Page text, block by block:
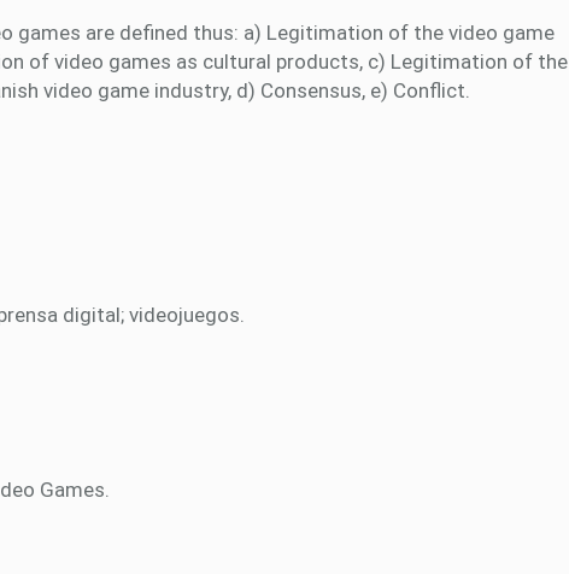
games are defined thus: a) Legitimation of the video game
of video games as cultural products, c) Legitimation of the
video game industry, d) Consensus, e) Conflict.
digital; videojuegos.
Games.